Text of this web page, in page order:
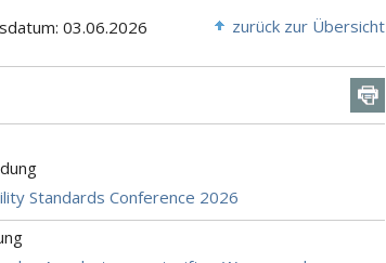
03.06.2026
zurück zur Übersicht
Standards Conference 2026